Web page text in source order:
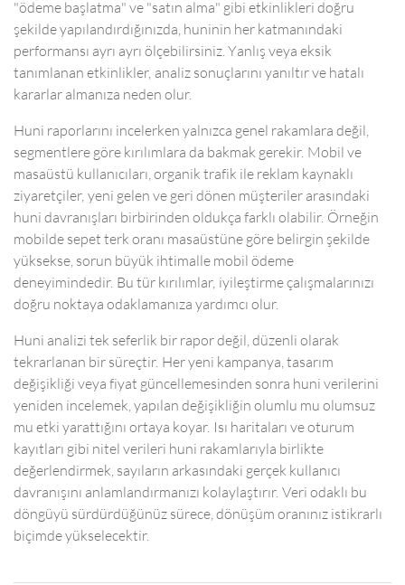
"ödeme başlatma" ve "satın alma" gibi etkinlikleri doğru
şekilde yapılandırdığınızda, huninin her katmanındaki
performansı ayrı ayrı ölçebilirsiniz. Yanlış veya eksik
tanımlanan etkinlikler, analiz sonuçlarını yanıltır ve hatalı
kararlar almanıza neden olur.
Huni raporlarını incelerken yalnızca genel rakamlara değil,
segmentlere göre kırılımlara da bakmak gerekir. Mobil ve
masaüstü kullanıcıları, organik trafik ile reklam kaynaklı
ziyaretçiler, yeni gelen ve geri dönen müşteriler arasındaki
huni davranışları birbirinden oldukça farklı olabilir. Örneğin
mobilde sepet terk oranı masaüstüne göre belirgin şekilde
yüksekse, sorun büyük ihtimalle mobil ödeme
deneyimindedir. Bu tür kırılımlar, iyileştirme çalışmalarınızı
doğru noktaya odaklamanıza yardımcı olur.
Huni analizi tek seferlik bir rapor değil, düzenli olarak
tekrarlanan bir süreçtir. Her yeni kampanya, tasarım
değişikliği veya fiyat güncellemesinden sonra huni verilerini
yeniden incelemek, yapılan değişikliğin olumlu mu olumsuz
mu etki yarattığını ortaya koyar. Isı haritaları ve oturum
kayıtları gibi nitel verileri huni rakamlarıyla birlikte
değerlendirmek, sayıların arkasındaki gerçek kullanıcı
davranışını anlamlandırmanızı kolaylaştırır. Veri odaklı bu
döngüyü sürdürdüğünüz sürece, dönüşüm oranınız istikrarlı
biçimde yükselecektir.